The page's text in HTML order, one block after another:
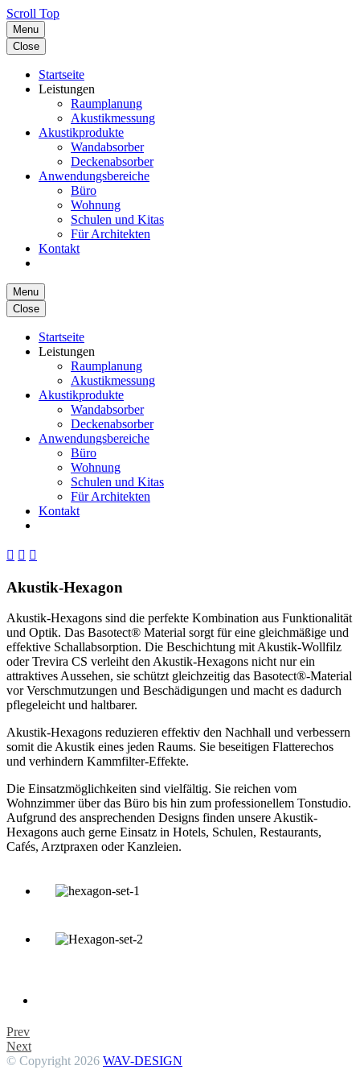
Scroll Top
Menu
Close
Startseite
Leistungen
Raumplanung
Akustikmessung
Akustikprodukte
Wandabsorber
Deckenabsorber
Anwendungsbereiche
Büro
Wohnung
Schulen und Kitas
Für Architekten
Kontakt
Menu
Close
Startseite
Leistungen
Raumplanung
Akustikmessung
Akustikprodukte
Wandabsorber
Deckenabsorber
Anwendungsbereiche
Büro
Wohnung
Schulen und Kitas
Für Architekten
Kontakt
  
Akustik-Hexagon
Akustik-Hexagons sind die perfekte Kombination aus Funktionalität
und Optik. Das Basotect® Material sorgt für eine gleichmäßige und
effektive Schallabsorption. Die Beschichtung mit Akustik-Wollfilz
oder Trevira CS verleiht den Akustik-Hexagons nicht nur ein
attraktives Aussehen, sie schützt gleichzeitig das Basotect®-Material
vor Verschmutzungen und Beschädigungen und macht es dadurch
pflegeleicht und haltbarer.
Akustik-Hexagons reduzieren effektiv den Nachhall und verbessern
somit die Akustik eines jeden Raums. Sie beseitigen Flatterechos
und verhindern Kammfilter-Effekte.
Die Einsatzmöglichkeiten sind vielfältig. Sie reichen vom
Wohnzimmer über das Büro bis hin zum professionellem Tonstudio.
Aufgrund des ansprechenden Designs finden unsere Akustik-
Hexagons auch gerne Einsatz in Hotels, Schulen, Restaurants,
Cafés, Arztpraxen oder Kanzleien.
Prev
Next
© Copyright 2026 WAV-DESIGN